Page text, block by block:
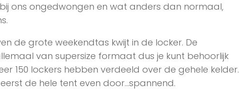
ons ongedwongen en wat anders dan normaal,
de grote weekendtas kwijt in de locker. De
van supersize formaat dus je kunt behoorlijk
150 lockers hebben verdeeld over de gehele kelder.
de hele tent even door…spannend.